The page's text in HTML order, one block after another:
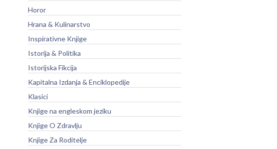
Horor
Hrana & Kulinarstvo
Inspirativne Knjige
Istorija & Politika
Istorijska Fikcija
Kapitalna Izdanja & Enciklopedije
Klasici
Knjige na engleskom jeziku
Knjige O Zdravlju
Knjige Za Roditelje